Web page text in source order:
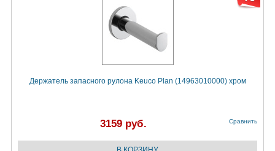
Держатель запасного рулона Keuco Plan (14963010000) хром
3159 руб. Сравнить